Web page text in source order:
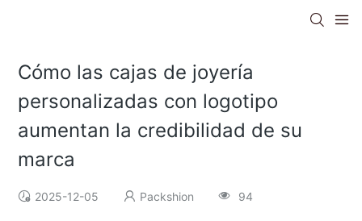
Cómo las cajas de joyería
personalizadas con logotipo
aumentan la credibilidad de su
marca
2025-12-05 Packshion 94